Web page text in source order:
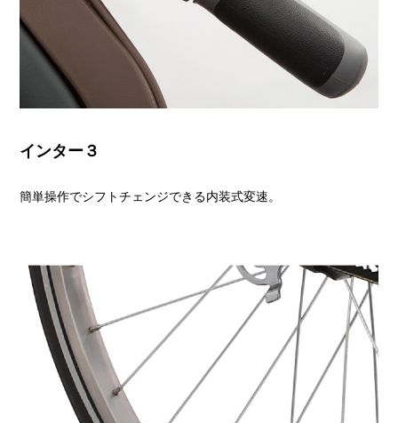
インター３
簡単操作でシフトチェンジできる内装式変速。